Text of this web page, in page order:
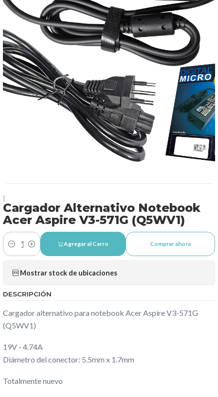
Cargador Alternativo Notebook
Acer Aspire V3-571G (Q5WV1)
Cantidad
Agregar al Carro Comprar ahora
Mostrar stock de ubicaciones
DESCRIPCIÓN
Cargador alternativo para notebook Acer Aspire V3-571G
(Q5WV1)
19V - 4.74A
Diámetro del conector: 5.5mm x 1.7mm
Totalmente nuevo